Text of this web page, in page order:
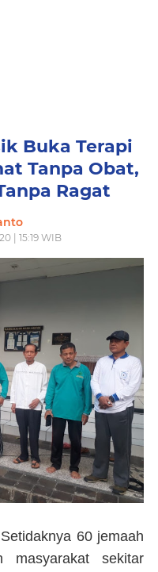
Buka Terapi
Tanpa Obat,
Ragat
| 15:19 WIB
Setidaknya 60 jemaah
masyarakat sekitar